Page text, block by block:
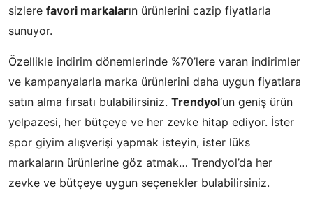
sizlere favori markaların ürünlerini cazip fiyatlarla
sunuyor.
Özellikle indirim dönemlerinde %70’lere varan indirimler
ve kampanyalarla marka ürünlerini daha uygun fiyatlara
satın alma fırsatı bulabilirsiniz. Trendyol‘un geniş ürün
yelpazesi, her bütçeye ve her zevke hitap ediyor. İster
spor giyim alışverişi yapmak isteyin, ister lüks
markaların ürünlerine göz atmak… Trendyol’da her
zevke ve bütçeye uygun seçenekler bulabilirsiniz.